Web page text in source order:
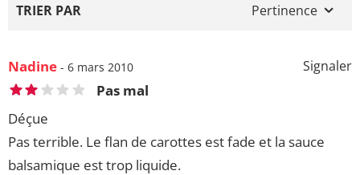
TRIER PAR Pertinence
Signaler
Nadine - 6 mars 2010
Pas mal
Déçue
Pas terrible. Le flan de carottes est fade et la sauce
balsamique est trop liquide.